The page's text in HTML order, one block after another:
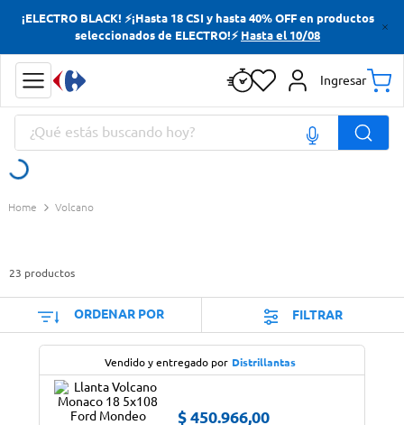
¡ELECTRO BLACK! ⚡¡Hasta 18 CSI y hasta 40% OFF en productos
seleccionados de ELECTRO!⚡ Hasta el 10/08
Ingresar
¿Qué estás buscando hoy?
Volcano
23 productos
ORDENAR POR FILTRAR
Vendido y entregado por Distrillantas
$ 450.966,00
Términos más buscados
Yerba
Papas Fritas
Términos más buscados
Yerba
Cerveza
Papas Fritas
Doves